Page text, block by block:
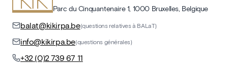
Parc du Cinquantenaire 1, 1000 Bruxelles, Belgique
balat@kikirpa.be(questions relatives à BALaT)
info@kikirpa.be(questions générales)
+32 (0)2 739 67 11